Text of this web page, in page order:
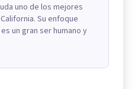
uno de los mejores
Su enfoque
un gran ser humano y